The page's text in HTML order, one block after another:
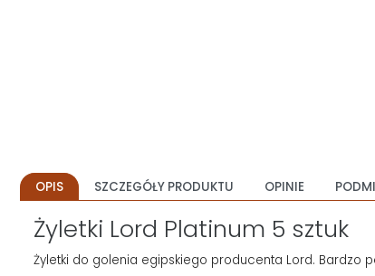
OPIS SZCZEGÓŁY PRODUKTU OPINIE
Żyletki Lord Platinum 5 sztuk
Żyletki do golenia egipskiego producenta Lord. Bardzo